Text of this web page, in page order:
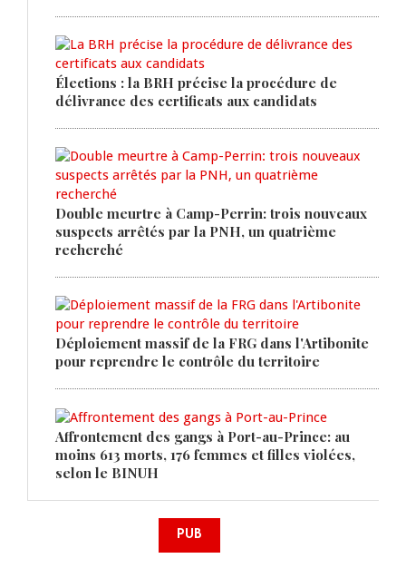
Élections : la BRH précise la procédure de
délivrance des certificats aux candidats
Double meurtre à Camp-Perrin: trois nouveaux
suspects arrêtés par la PNH, un quatrième
recherché
Déploiement massif de la FRG dans l'Artibonite
pour reprendre le contrôle du territoire
Affrontement des gangs à Port-au-Prince: au
moins 613 morts, 176 femmes et filles violées,
selon le BINUH
PUB